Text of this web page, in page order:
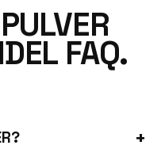
FAQ.